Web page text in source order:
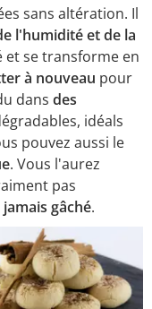
sans altération. Il
l'humidité et de la
et se transforme en
à nouveau pour
dans des
idéals
pouvez aussi le
. Vous l'aurez
pas
gâché.